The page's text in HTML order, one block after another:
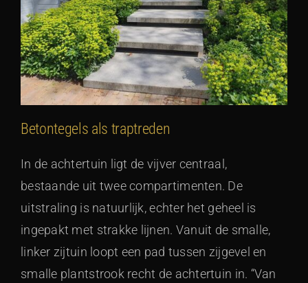
Betontegels als traptreden
In de achtertuin ligt de vijver centraal,
bestaande uit twee compartimenten. De
uitstraling is natuurlijk, echter het geheel is
ingepakt met strakke lijnen. Vanuit de smalle,
linker zijtuin loopt een pad tussen zijgevel en
smalle plantstrook recht de achtertuin in. “Van